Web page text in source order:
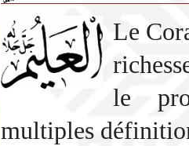
Le
le
multiples